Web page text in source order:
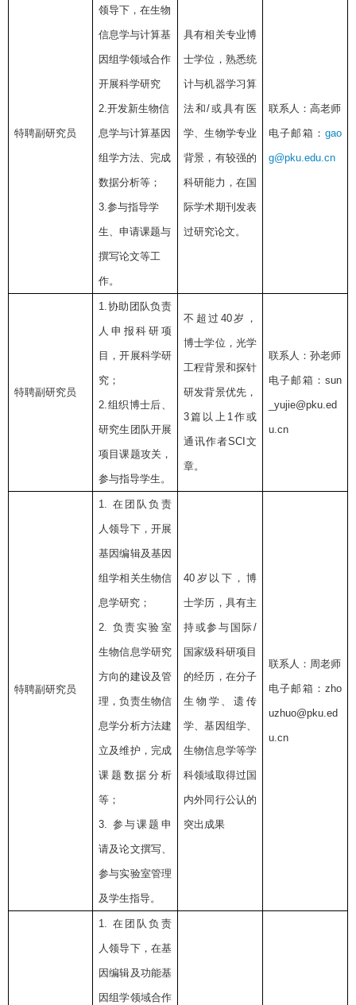
特聘副研究员
领导下，在生物
信息学与计算基
因组学领域合作
开展科学研究
2.开发新生物信
息学与计算基因
组学方法、完成
数据分析等；
3.参与指导学
生、申请课题与
撰写论文等工
作。
具有相关专业博
士学位，熟悉统
计与机器学习算
法和/或具有医
学、生物学专业
背景，有较强的
科研能力，在国
际学术期刊发表
过研究论文。
联系人：高老师
电子邮箱： gao
g@pku.edu.cn
特聘副研究员
1. 协助团队负责
人申报科研项
目，开展科学研
究；
2. 组织博士后、
研究生团队开展
项目课题攻关，
参与指导学生。
不超过 40岁，
博士学位，光学
工程背景和探针
研发背景优先，
3篇以上 1 作或
通讯作者SCI文
章。
联系人：孙老师
电子邮箱： sun
_yujie@pku.ed
u.cn
特聘副研究员
1. 在团队负责
人领导下，开展
基因编辑及基因
组学相关生物信
息学研究；
2. 负责实验室
生物信息学研究
方向的建设及管
理，负责生物信
息学分析方法建
立及维护，完成
课题数据分析
等；
3. 参与课题申
请及论文撰写、
参与实验室管理
及学生指导。
40 岁以下，博
士学历，具有主
持或参与国际/
国家级科研项目
的经历，在分子
生物学、遗传
学、基因组学、
生物信息学等学
科领域取得过国
内外同行公认的
突出成果
联系人：周老师
电子邮箱： zho
uzhuo@pku.ed
u.cn
1. 在团队负责
人领导下，在基
因编辑及功能基
因组学领域合作